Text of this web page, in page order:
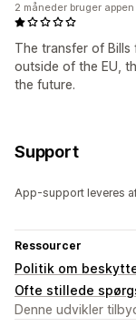
The transfer of
outside of the EU,
the future.
2 måneder bruger appen
Support
App-support leveres
Ressourcer
Politik om
Ofte stillede
Denne udvikler